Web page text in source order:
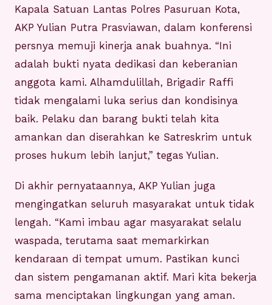
Kapala Satuan Lantas Polres Pasuruan Kota,
AKP Yulian Putra Prasviawan, dalam konferensi
persnya memuji kinerja anak buahnya. “Ini
adalah bukti nyata dedikasi dan keberanian
anggota kami. Alhamdulillah, Brigadir Raffi
tidak mengalami luka serius dan kondisinya
baik. Pelaku dan barang bukti telah kita
amankan dan diserahkan ke Satreskrim untuk
proses hukum lebih lanjut,” tegas Yulian.
Di akhir pernyataannya, AKP Yulian juga
mengingatkan seluruh masyarakat untuk tidak
lengah. “Kami imbau agar masyarakat selalu
waspada, terutama saat memarkirkan
kendaraan di tempat umum. Pastikan kunci
dan sistem pengamanan aktif. Mari kita bekerja
sama menciptakan lingkungan yang aman.